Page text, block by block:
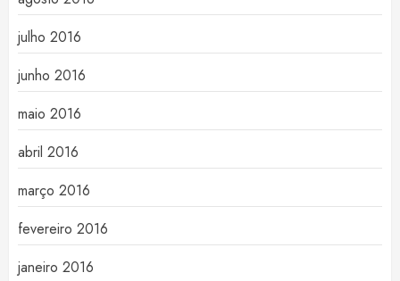
julho 2016
junho 2016
maio 2016
abril 2016
março 2016
fevereiro 2016
janeiro 2016